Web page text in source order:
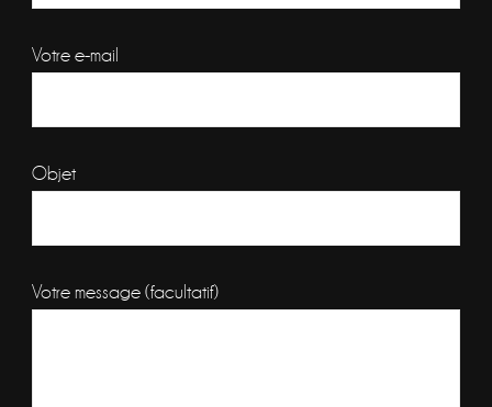
Votre e-mail
Objet
Votre message (facultatif)